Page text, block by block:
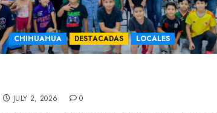
CHIHUAHUA DESTACADAS LOCALES
JULY 2, 2026 0